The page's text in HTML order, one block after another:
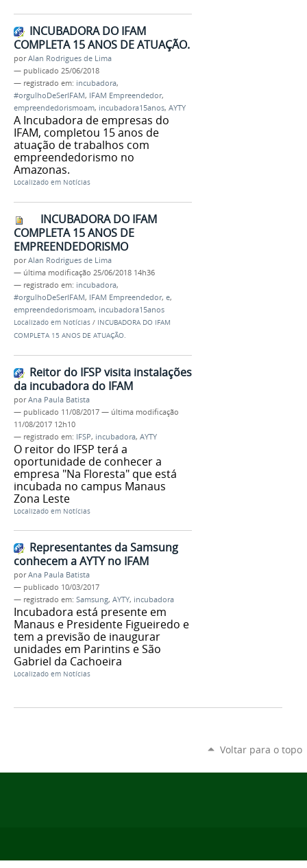
INCUBADORA DO IFAM
COMPLETA 15 ANOS DE ATUAÇÃO.
porAlan Rodrigues de Lima
— publicado 25/06/2018
— registrado em: incubadora,
#orgulhoDeSerIFAM, IFAM Empreendedor,
empreendedorismoam, incubadora15anos, AYTY
A Incubadora de empresas do
IFAM, completou 15 anos de
atuação de trabalhos com
empreendedorismo no
Amazonas.
Localizado em Notícias
INCUBADORA DO IFAM
COMPLETA 15 ANOS DE
EMPREENDEDORISMO
porAlan Rodrigues de Lima
— última modificação 25/06/2018 14h36
— registrado em: incubadora,
#orgulhoDeSerIFAM, IFAM Empreendedor, e,
empreendedorismoam, incubadora15anos
Localizado em Notícias / INCUBADORA DO IFAM
COMPLETA 15 ANOS DE ATUAÇÃO.
Reitor do IFSP visita instalações
da incubadora do IFAM
porAna Paula Batista
— publicado 11/08/2017 — última modificação
11/08/2017 12h10
— registrado em: IFSP, incubadora, AYTY
O reitor do IFSP terá a
oportunidade de conhecer a
empresa "Na Floresta" que está
incubada no campus Manaus
Zona Leste
Localizado em Notícias
Representantes da Samsung
conhecem a AYTY no IFAM
porAna Paula Batista
— publicado 10/03/2017
— registrado em: Samsung, AYTY, incubadora
Incubadora está presente em
Manaus e Presidente Figueiredo e
tem a previsão de inaugurar
unidades em Parintins e São
Gabriel da Cachoeira
Localizado em Notícias
Voltar para o topo